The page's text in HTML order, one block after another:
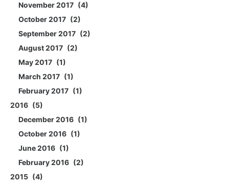
November 2017
4
October 2017
2
September 2017
2
August 2017
2
May 2017
1
March 2017
1
February 2017
1
2016
5
December 2016
1
October 2016
1
June 2016
1
February 2016
2
2015
4